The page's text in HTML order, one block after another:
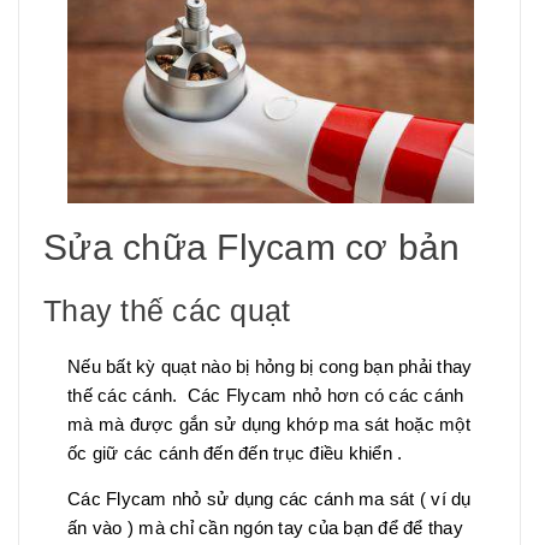
Sửa chữa Flycam cơ bản
Thay thế các quạt
Nếu bất kỳ quạt nào bị hỏng bị cong bạn phải thay
thế các cánh. Các Flycam nhỏ hơn có các cánh
mà mà được gắn sử dụng khớp ma sát hoặc một
ốc giữ các cánh đến đến trục điều khiển .
Các Flycam nhỏ sử dụng các cánh ma sát ( ví dụ
ấn vào ) mà chỉ cần ngón tay của bạn để để thay